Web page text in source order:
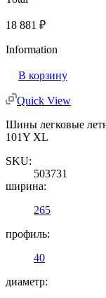
18 881 ₽
Information
В корзину
Quick View
Шины легковые
101Y XL
SKU:
503731
ширина:
265
профиль:
40
диаметр: